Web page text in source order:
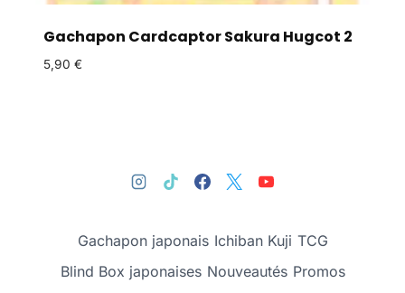
Gachapon Cardcaptor Sakura Hugcot 2
5,90 €
Gachapon japonais Ichiban Kuji TCG
Blind Box japonaises Nouveautés Promos